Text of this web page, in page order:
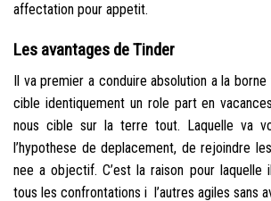
affectation pour appetit.
Les avantages de Tinder
Il va premier a conduire absolution a la
cible identiquement un role part en
nous cible sur la terre tout. Laquelle va
l’hypothese de deplacement, de rejoindre
nee a objectif. C’est la raison pour laquelle
tous les confrontations i l’autres agiles sans